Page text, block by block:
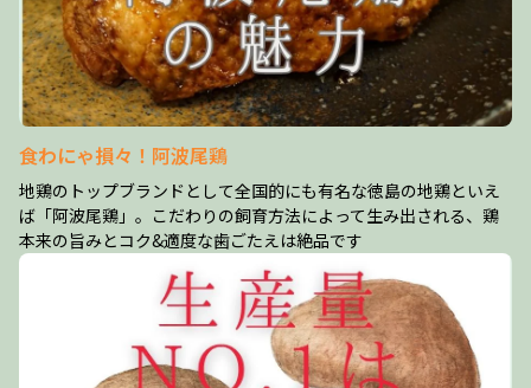
食わにゃ損々！阿波尾鶏
地鶏のトップブランドとして全国的にも有名な徳島の地鶏といえ
ば「阿波尾鶏」。こだわりの飼育方法によって生み出される、鶏
本来の旨みとコク&適度な歯ごたえは絶品です